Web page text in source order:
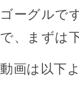
ゴーグルで
で、まずは
動画は以下